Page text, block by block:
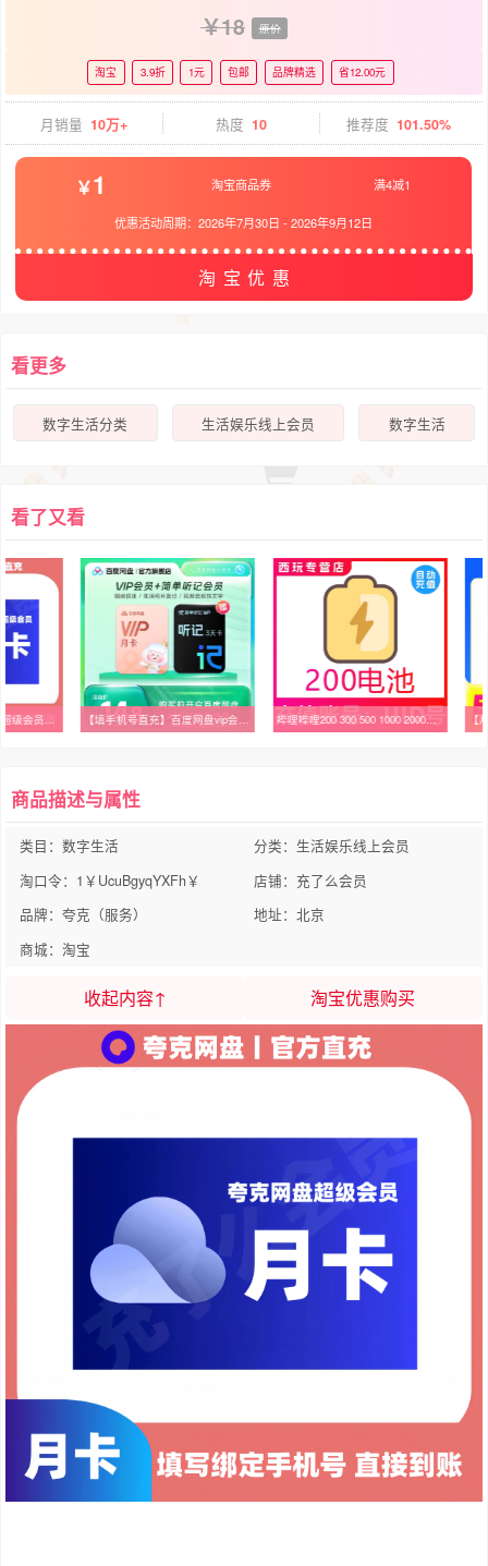
18 原价
淘宝 3.9折 1元 包邮 品牌精选 省12.00元
月销量 10万+ 热度 10 推荐度 101.50%
1 淘宝商品券 满4减1
优惠活动周期：2026年7月30日 -2026年9月12日
淘宝优惠
看更多
数字生活分类 生活娱乐线上会员 数字生活
看了又看
【官方直充】夸克网盘超级会员月卡夸克svip一个月30天卡季卡年卡 【填手机号直充】百度网盘vip会员月卡1个月 听记会员3天卡AI录音 哔哩哔哩200 300 500 1000 2000电池充值 bilibili电池 b站哔站
商品描述与属性
类目：数字生活
分类：生活娱乐线上会员
淘口令：1￥UcuBgyqYXFh￥
店铺：充了么会员
品牌：夸克（服务）
地址：北京
商城：淘宝
收起内容↑ 淘宝优惠购买